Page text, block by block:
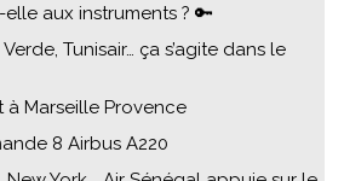
aux instruments ? 🔑
Tunisair… ça s’agite dans le
à Marseille Provence
8 Airbus A220